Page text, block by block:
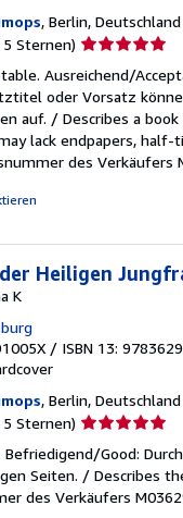
, Berlin, Deutschland
Sternen)
von
5
Sternen
Ausreichend/
oder Vorsatz
auf. / Describes a
lack endpapers, half-
des Verkäufers
Heiligen
K
/ ISBN 13:
, Berlin, Deutschland
Sternen)
von
5
Sternen
Befriedigend/Good:
Seiten. / Describes
des Verkäufers